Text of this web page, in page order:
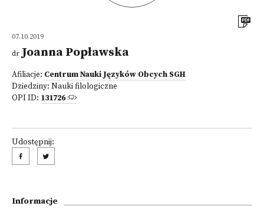
07.10.2019
dr Joanna Popławska
Afiliacje: Centrum Nauki Języków Obcych SGH
Dziedziny: Nauki filologiczne
OPI ID: 131726
Udostępnij:
Informacje